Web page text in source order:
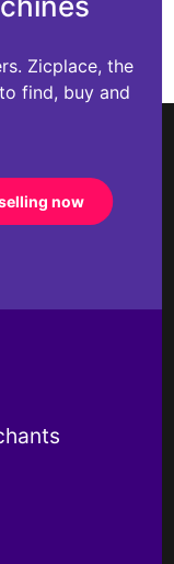
Zicplace, the
find, buy and
now